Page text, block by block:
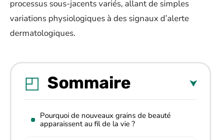
processus sous-jacents variés, allant de simples
variations physiologiques à des signaux d’alerte
dermatologiques.
Sommaire
Pourquoi de nouveaux grains de beauté
apparaissent au fil de la vie ?